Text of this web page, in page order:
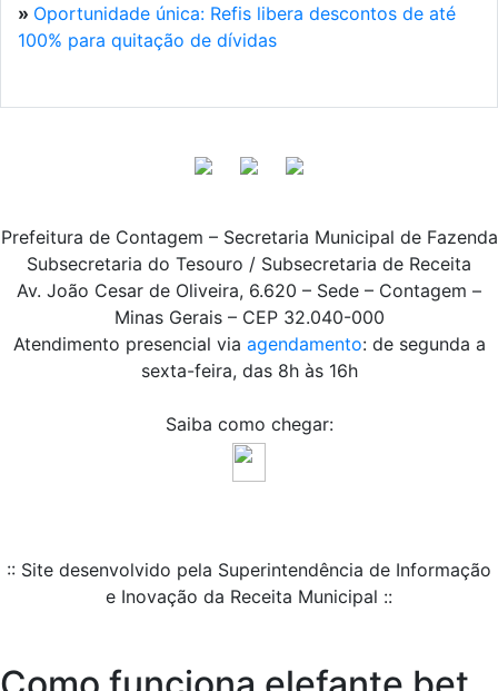
» Oportunidade única: Refis libera descontos de até
100% para quitação de dívidas
Prefeitura de Contagem – Secretaria Municipal de Fazenda
Subsecretaria do Tesouro / Subsecretaria de Receita
Av. João Cesar de Oliveira, 6.620 – Sede – Contagem –
Minas Gerais – CEP 32.040-000
Atendimento presencial via agendamento: de segunda a
sexta-feira, das 8h às 16h
Saiba como chegar:
:: Site desenvolvido pela Superintendência de Informação
e Inovação da Receita Municipal ::